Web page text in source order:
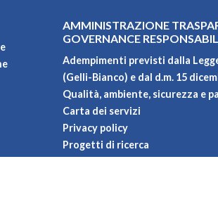
AMMINISTRAZIONE
GOVERNANCE
Adempimenti previsti dalla
(Gelli-Bianco) e dal d.m. 15
Qualità, ambiente, sicurezza e
Carta dei servizi
Privacy policy
Progetti di ricerca